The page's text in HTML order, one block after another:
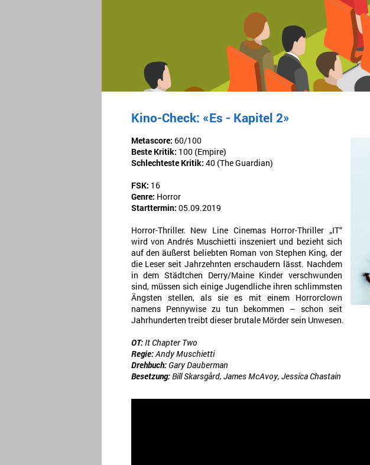
Kino-Check: «Es - Kapitel 2»
Metascore: 60/100
Beste Kritik: 100 (Empire)
Schlechteste Kritik: 40 (The Guardian)
FSK: 16
Genre: Horror
Starttermin: 05.09.2019
Horror-Thriller. New Line Cinemas Horror-Thriller „IT“
wird von Andrés Muschietti inszeniert und bezieht sich
auf den äußerst beliebten Roman von Stephen King, der
die Leser seit Jahrzehnten erschaudern lässt. Nachdem
in dem Städtchen Derry/Maine Kinder verschwunden
sind, müssen sich einige Jugendliche ihren schlimmsten
Ängsten stellen, als sie es mit einem Horrorclown
namens Pennywise zu tun bekommen – schon seit
Jahrhunderten treibt dieser brutale Mörder sein Unwesen.
OT:It Chapter Two
Regie:Andy Muschietti
Drehbuch:Gary Dauberman
Besetzung:Bill Skarsgård, James McAvoy, Jessica Chastain